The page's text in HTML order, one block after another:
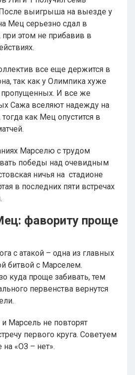
выигрыша на выезде у
Мец серьезно сдал в
этом не прибавив в
все еще держится в
так как у Олимпика хуже
пропущенных. И все же
Сажа вселяют надежду на
как Мец опустится в
Марселю с трудом
победы над очевидным
ничья на стадионе
в последних пяти встречах
фавориту проще
с атакой – одна из главных
битвой с Марселем.
куда проще забивать, тем
первенства вернутся
Марсель не повторят
первого круга. Советуем
на «ОЗ – нет».